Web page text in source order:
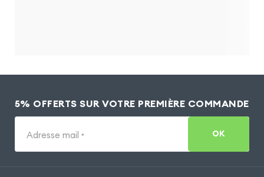
5% OFFERTS SUR VOTRE PREMIÈRE COMMANDE
Adresse mail * OK